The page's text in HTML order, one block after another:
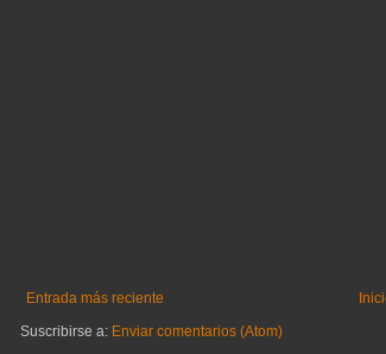
Entrada más reciente
Suscribirse a: Enviar comentarios (Atom)